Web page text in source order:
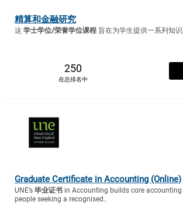
精算和金融研究
这 学士学位/荣誉学位课程 旨在为学生提供一系列知识
250
在总排名中
Graduate Certificate in Accounting (Online)
UNE’s 毕业证书 in Accounting builds core
people seeking a recognised..